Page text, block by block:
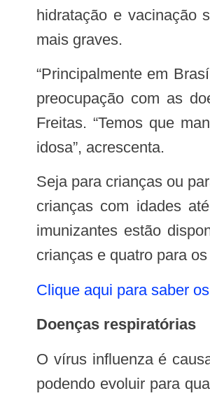
hidratação e vacinação
mais graves.
“Principalmente em Brasília, o tempo seco chega junto com o frio. Nessa época, aumenta nossa
preocupação com as
Freitas. “Temos que
idosa”, acrescenta.
Seja para crianças ou para os iodos, o principal conselho é tomar a vacina contra a influenza. A população a partir dos 60 anos e
crianças com idades
imunizantes estão
crianças e quatro para
Clique aqui para saber
Doenças respiratórias
O vírus influenza é causador da gripe, caracterizada por febre alta associada à coriza e tosse, dores musculares e de cabeça
podendo evoluir para